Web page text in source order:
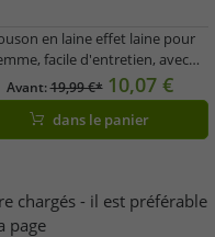
en laine effet laine pour
facile d'entretien, avec
décoratifs, grandes tailles,
réf. 973668 Vert
Avant:19,99 €* 10,07 €
dans le panier
chargés - il est préférable
page